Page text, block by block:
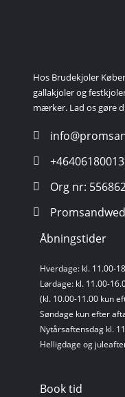
Hos Brudekjoler
gallakjoler og
mærker. Lad os gøre
+46406180013
Org nr:
Åbningstider
Hverdage: kl. 11.00-
Lørdage: kl. 11.00-
(kl. 10.00-11.00 kun
Søndage kun efter
Nytårsaftensdag kl.
Helligdage og
Book tid